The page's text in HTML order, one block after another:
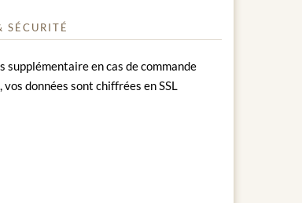
SÉCURITÉ
supplémentaire en cas de commande
vos données sont chiffrées en SSL